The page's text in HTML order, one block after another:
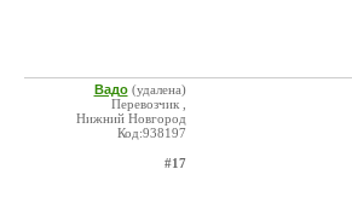
Вадо (удалена)
Перевозчик ,
Нижний Новгород
Код:938197
#17